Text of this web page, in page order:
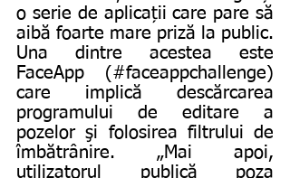
o serie de aplicații care pare să
aibă foarte mare priză la public.
Una dintre acestea este
FaceApp (#faceappchallenge)
care implică descărcarea
programului de editare a
pozelor şi folosirea filtrului de
îmbătrânire. „Mai apoi,
utilizatorul publică poza